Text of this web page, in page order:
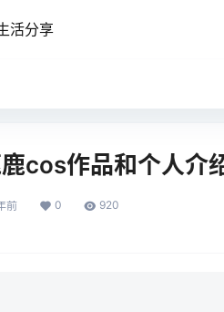
活分享
cos作品和个人介
前 0 920